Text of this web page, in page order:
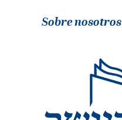
Sobre nosotros